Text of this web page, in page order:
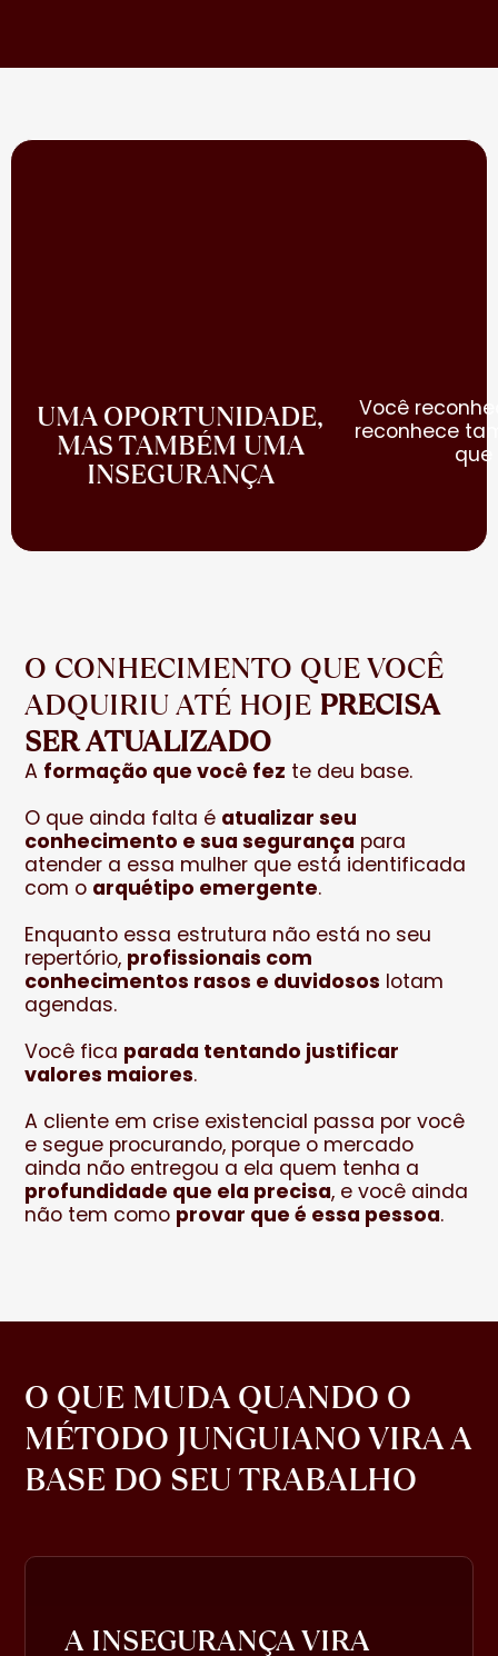
UMA OPORTUNIDADE,
MAS TAMBÉM UMA
INSEGURANÇA
Você
reconhece
que
O CONHECIMENTO QUE VOCÊ
ADQUIRIU ATÉ HOJE PRECISA
SER ATUALIZADO
A formação que você fez te deu base.
O que ainda falta é atualizar seu
conhecimento e sua segurança para
atender a essa mulher que está identificada
com o arquétipo emergente.
Enquanto essa estrutura não está no seu
repertório, profissionais com
conhecimentos rasos e duvidosos lotam
agendas.
Você fica parada tentando justificar
valores maiores.
A cliente em crise existencial passa por você
e segue procurando, porque o mercado
ainda não entregou a ela quem tenha a
profundidade que ela precisa, e você ainda
não tem como provar que é essa pessoa.
O QUE MUDA QUANDO O
MÉTODO JUNGUIANO VIRA A
BASE DO SEU TRABALHO
A INSEGURANÇA VIRA